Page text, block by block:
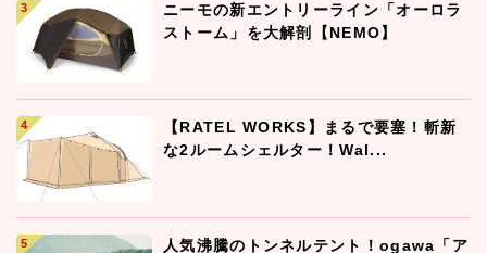
ニーモの新エントリーライン「オーロラ
ストーム」を大解剖【NEMO】
【RATEL WORKS】まるで要塞！斬新
な2ルームシェルター！Wal...
人気沸騰のトンネルテント！ogawa「ア